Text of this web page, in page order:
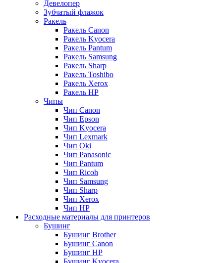
Девелопер
Зубчатый флажок
Ракель
Ракель Canon
Ракель Kyocera
Ракель Pantum
Ракель Samsung
Ракель Sharp
Ракель Toshibo
Ракель Xerox
Ракель НР
Чипы
Чип Canon
Чип Epson
Чип Kyocera
Чип Lexmark
Чип Oki
Чип Panasonic
Чип Pantum
Чип Ricoh
Чип Samsung
Чип Sharp
Чип Xerox
Чип НР
Расходные материалы для принтеров
Бушинг
Бушинг Brother
Бушинг Canon
Бушинг HP
Бушинг Kyocera